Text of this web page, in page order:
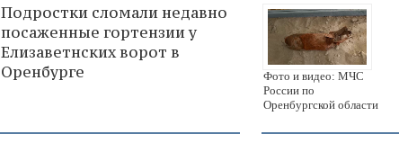
Подростки сломали недавно
посаженные гортензии у
Елизаветнских ворот в
Оренбурге
Фото и видео: МЧС
России по
Оренбургской области